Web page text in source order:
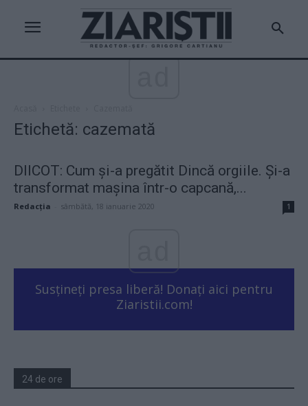
Etichetă: cazemată
DIICOT: Cum și-a pregătit Dincă orgiile. Și-a
transformat mașina într-o capcană,...
Redacţia sâmbătă, 18 ianuarie 2020 1
Susțineți presa liberă! Donați aici pentru
Ziaristii.com!
24 de ore